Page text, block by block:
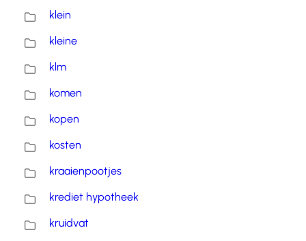
klein
kleine
klm
komen
kopen
kosten
kraaienpootjes
krediet hypotheek
kruidvat